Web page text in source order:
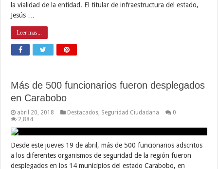
la vialidad de la entidad. El titular de infraestructura del estado,
Jesús …
Leer mas...
Más de 500 funcionarios fueron desplegados
en Carabobo
abril 20, 2018 Destacados Seguridad Ciudadana
0
2,884
Desde este jueves 19 de abril, más de 500 funcionarios adscritos
a los diferentes organismos de seguridad de la región fueron
desplegados en los 14 municipios del estado Carabobo, en